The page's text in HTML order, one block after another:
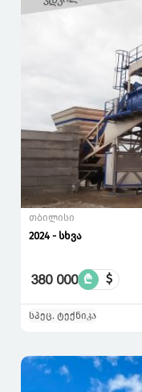
თბილისი
2024 - სხვა
380 000 ₾ $
სპეც. ტექნიკა